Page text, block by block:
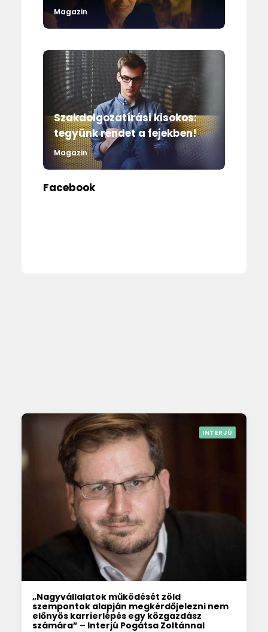
Magazin
Szakdolgozatírási kisokos:
tegyünk rendet a fejekben!
Magazin
Facebook
INTERJÚ
„Nagyvállalatok működését zöld
szempontok alapján megkérdőjelezni nem
előnyös karrierlépés egy közgazdász
számára” – Interjú Pogátsa Zoltánnal